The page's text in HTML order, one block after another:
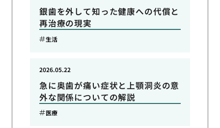
銀歯を外して知った健康への代償と
再治療の現実
生活
急に奥歯が痛い症状と上顎洞炎の意
外な関係についての解説
2026.05.22
医療